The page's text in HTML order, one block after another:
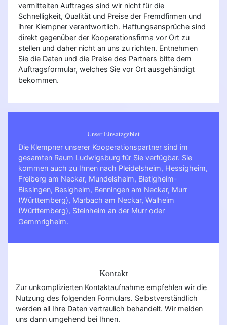
vermittelten Auftrages sind wir nicht für die
Schnelligkeit, Qualität und Preise der Fremdfirmen und
ihrer Klempner verantwortlich. Haftungsansprüche sind
direkt gegenüber der Kooperationsfirma vor Ort zu
stellen und daher nicht an uns zu richten. Entnehmen
Sie die Daten und die Preise des Partners bitte dem
Auftragsformular, welches Sie vor Ort ausgehändigt
bekommen.
Unser Einsatzgebiet
Die Klempner unserer Kooperationspartner sind im
gesamten Raum Ludwigsburg für Sie verfügbar. Sie
kommen auch zu Ihnen nach Pleidelsheim, Hessigheim,
Freiberg am Neckar, Mundelsheim, Bietigheim-
Bissingen, Besigheim, Benningen am Neckar, Murr
(Württemberg), Marbach am Neckar, Walheim
(Württemberg), Steinheim an der Murr oder
Gemmrigheim.
Kontakt
Zur unkomplizierten Kontaktaufnahme empfehlen wir die
Nutzung des folgenden Formulars. Selbstverständlich
werden all Ihre Daten vertraulich behandelt. Wir melden
uns dann umgehend bei Ihnen.